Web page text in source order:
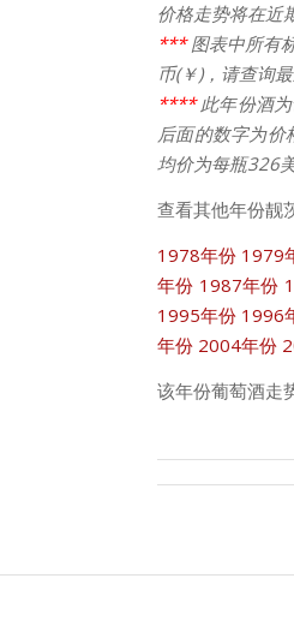
价格走势将在近
***图表中所有
币(￥)，请查询
****此年份酒
后面的数字为价
均价为每瓶326美
查看其他年份靓
1978年份 1979
年份 1987年份
1995年份 1996
年份 2004年份
该年份葡萄酒走